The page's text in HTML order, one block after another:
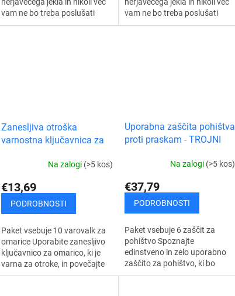
Č
N
vam ne bo treba poslušati
loputanja vrat zaradi prepiha.
nerjavečega jekla in nikoli več
vam ne bo treba poslušati
loputanja vrat zaradi prepiha.
Zanesljiva otroška
varnostna ključavnica za
Na zalogi (>5 kos)
€13,69
PODROBNOSTI
Paket vsebuje 10 varovalk za
omarice Uporabite zanesljivo
ključavnico za omarico, ki je
varna za otroke, in povečajte
varnost svojih majhnih otrok v
Uporabna zaščita pohištva
proti praskam - TROJNI
Na zalogi (>5 kos)
€37,79
PODROBNOSTI
Paket vsebuje 6 zaščit za
pohištvo Spoznajte
edinstveno in zelo uporabno
zaščito za pohištvo, ki bo
odlično zaščitila vaše